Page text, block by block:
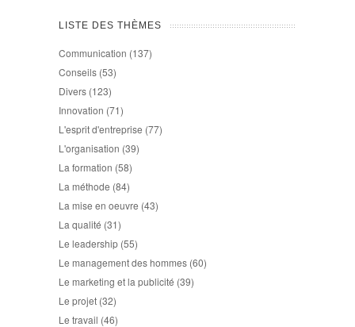
LISTE DES THÈMES
Communication (137)
Conseils (53)
Divers (123)
Innovation (71)
L'esprit d'entreprise (77)
L'organisation (39)
La formation (58)
La méthode (84)
La mise en oeuvre (43)
La qualité (31)
Le leadership (55)
Le management des hommes (60)
Le marketing et la publicité (39)
Le projet (32)
Le travail (46)